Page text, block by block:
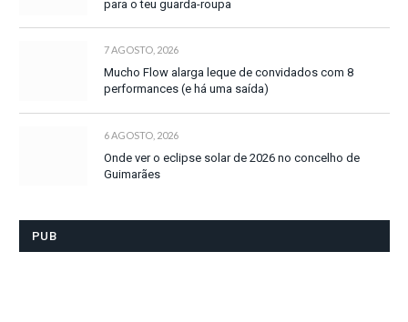
para o teu guarda-roupa
7 AGOSTO, 2026
Mucho Flow alarga leque de convidados com 8
performances (e há uma saída)
6 AGOSTO, 2026
Onde ver o eclipse solar de 2026 no concelho de
Guimarães
PUB